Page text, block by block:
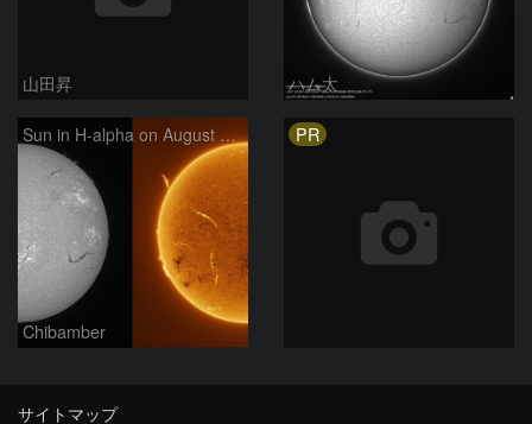
山田昇 ハム太
Sun in H-alpha on August 7, 2026
Chibamber
PR
サイトマップ